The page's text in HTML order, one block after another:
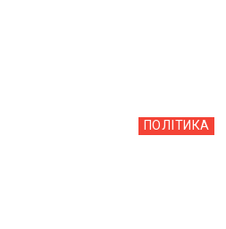
ПОЛІТИКА